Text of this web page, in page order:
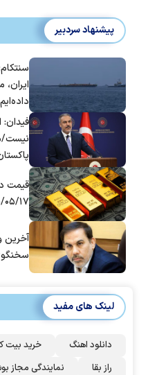
پیشنهاد سردبیر
داده‌ایم
نیست/
قیمت
۱۴۰۵/
آخرین
لینک های مفید
دانلود اهنگ خرید بیت
راز بقا
نمایندگی مجاز